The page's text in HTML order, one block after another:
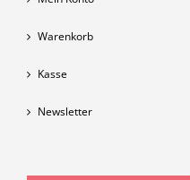
Warenkorb
Kasse
Newsletter